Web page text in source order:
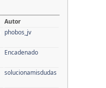
Autor
phobos_jv
Encadenado
solucionamisdudas